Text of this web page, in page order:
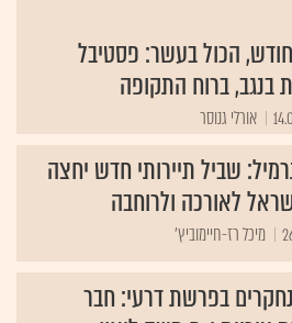
הכול בעשר: פסטיבל
בנגב, ברוח התקופה
אורלי גנוסר
שביל תיירותי חדש יחצה
לאורכה ולרוחבה
מיכל רז-חיימוביץ'
בפרשת דרעי: חבר